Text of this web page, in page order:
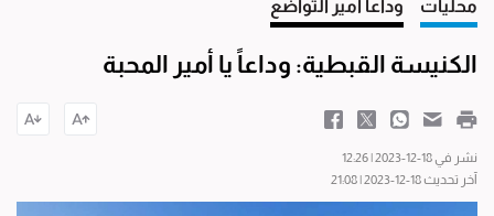
محليات وداعاً أمير التواضع
الكنيسة القبطية: وداعاً يا أمير المحبة
نشر في 18-12-2023 | 12:26
آخر تحديث 18-12-2023 | 21:08